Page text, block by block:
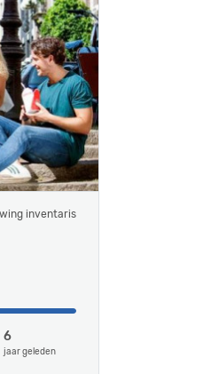
inventaris
6
jaar geleden